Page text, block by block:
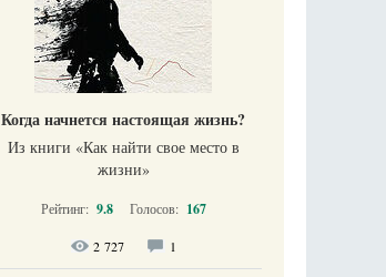
Когда начнется настоящая жизнь?
Из книги «Как найти свое место в
жизни​»
Рейтинг: 9.8 Голосов: 167
2 727 1